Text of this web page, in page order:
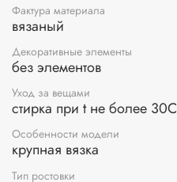
Фактура материала
вязаный
Декоративные элементы
без элементов
Уход за вещами
стирка при t не более 30С
Особенности модели
крупная вязка
Тип ростовки